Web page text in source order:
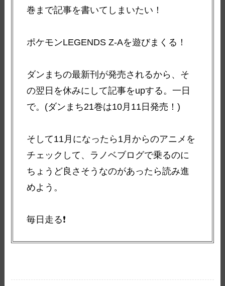
巻まで記事を書いてしまいたい！
ポケモンLEGENDS Z-Aを遊びまくる！
ダンまちの最新刊が発売されるから、そ
の翌日を休みにして記事をupする。一日
で。(ダンまち21巻は10月11日発売！)
そして11月になったら1月からのアニメを
チェックして、ラノベブログで乗るのに
ちょうど良さそうなのがあったら読み進
めよう。
毎日走る❗